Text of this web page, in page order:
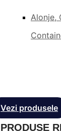
Alonje,
Vezi produsele
PRODUSE